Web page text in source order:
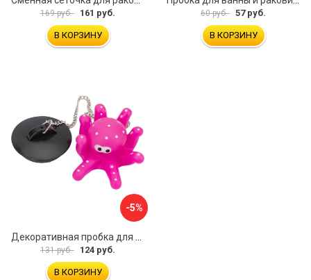
169 руб. 161 руб.
В КОРЗИНУ
60 руб. 57 руб.
В КОРЗИНУ
-5%
131 руб. 124 руб.
В КОРЗИНУ